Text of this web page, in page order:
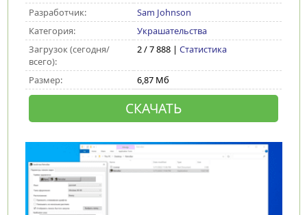
Разработчик:
Sam Johnson
Категория:
Украшательства
Загрузок (сегодня/
всего):
2 / 7 888 | Статистика
Размер: 6,87 Мб
СКАЧАТЬ